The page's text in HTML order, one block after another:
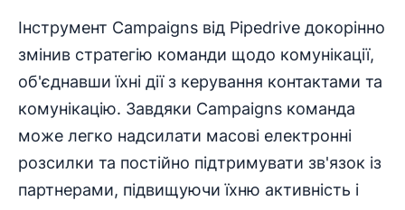
Інструмент Campaigns від Pipedrive докорінно
змінив стратегію команди щодо комунікації,
об'єднавши їхні дії з керування контактами та
комунікацію. Завдяки Campaigns команда
може легко надсилати масові електронні
розсилки та постійно підтримувати зв'язок із
партнерами, підвищуючи їхню активність і